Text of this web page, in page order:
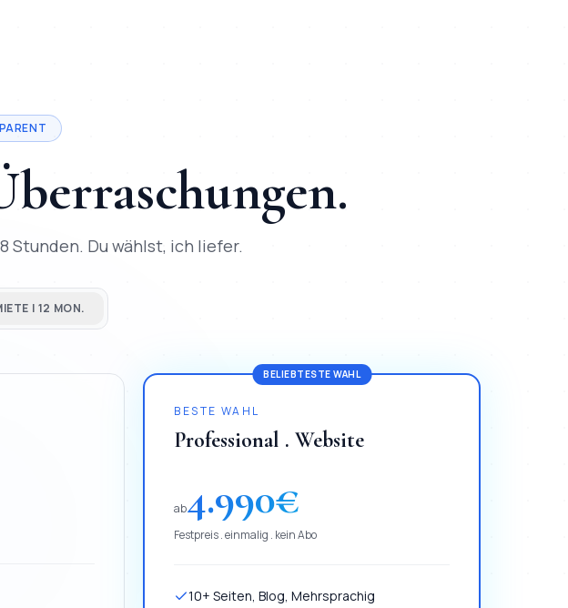
Stunden. Du wählst, ich liefer.
| 12 MON.
BELIEBTESTE WAHL
BESTE WAHL
Professional . Website
ab4.990€
Festpreis . einmalig . kein Abo
10+ Seiten, Blog, Mehrsprachig